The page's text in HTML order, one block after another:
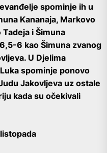
spominje ih u
Kananaja, Markovo
i Šimuna
6 kao Šimuna zvanog
U Djelima
spominje ponovo
Jakovljeva uz ostale
kada su očekivali